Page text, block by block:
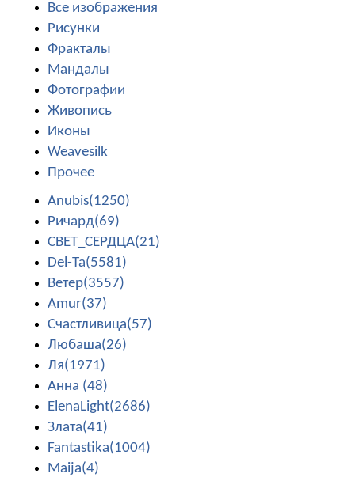
Все изображения
Рисунки
Фракталы
Мандалы
Фотографии
Живопись
Иконы
Weavesilk
Прочее
Anubis(1250)
Ричард(69)
СВЕТ_СЕРДЦА(21)
Del-Ta(5581)
Ветер(3557)
Amur(37)
Счастливица(57)
Любаша(26)
Ля(1971)
Анна (48)
ElenaLight(2686)
Злата(41)
Fantastika(1004)
Maija(4)